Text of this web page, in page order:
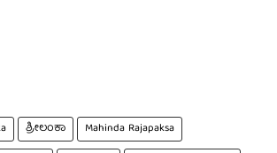
ಶ್ರೀಲಂಕಾ
Mahinda Rajapaksa